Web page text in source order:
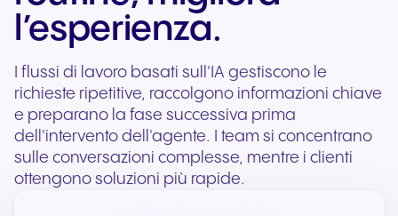
l’esperienza.
I flussi di lavoro basati sull'IA gestiscono le
richieste ripetitive, raccolgono informazioni chiave
e preparano la fase successiva prima
dell'intervento dell'agente. I team si concentrano
sulle conversazioni complesse, mentre i clienti
ottengono soluzioni più rapide.